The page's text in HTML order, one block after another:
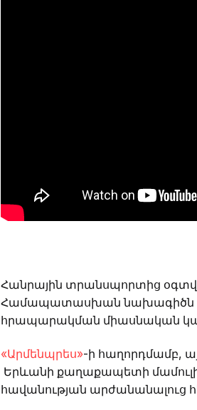
Հանրային տրանսպորտից
Համապատասխան նախագիծն
հրապարակման միասնական
«Արմենպրես»-ի հաղորդմամբ,
Երևանի քաղաքապետի մամուլի
հավանության արժանանալուց